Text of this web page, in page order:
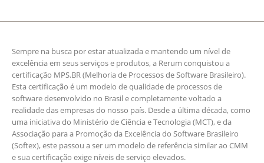
Sempre na busca por estar atualizada e mantendo um nível de
excelência em seus serviços e produtos, a Rerum conquistou a
certificação MPS.BR (Melhoria de Processos de Software Brasileiro).
Esta certificação é um modelo de qualidade de processos de
software desenvolvido no Brasil e completamente voltado a
realidade das empresas do nosso país. Desde a última década, como
uma iniciativa do Ministério de Ciência e Tecnologia (MCT), e da
Associação para a Promoção da Excelência do Software Brasileiro
(Softex), este passou a ser um modelo de referência similar ao CMM
e sua certificação exige níveis de serviço elevados.